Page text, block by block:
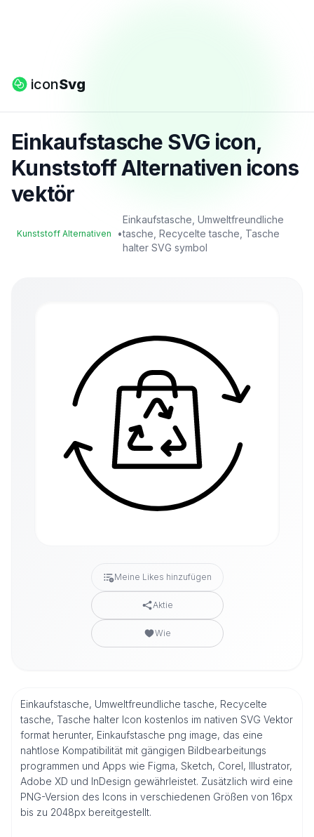
iconSvg
Einkaufstasche SVG icon,
Kunststoff Alternativen icons
vektör
Kunststoff Alternativen •
Einkaufstasche, Umweltfreundliche
tasche, Recycelte tasche, Tasche
halter SVG symbol
Meine Likes hinzufügen
Aktie
Wie
Einkaufstasche, Umweltfreundliche tasche, Recycelte
tasche, Tasche halter Icon kostenlos im nativen SVG Vektor
format herunter, Einkaufstasche png image, das eine
nahtlose Kompatibilität mit gängigen Bildbearbeitungs
programmen und Apps wie Figma, Sketch, Corel, Illustrator,
Adobe XD und InDesign gewährleistet. Zusätzlich wird eine
PNG-Version des Icons in verschiedenen Größen von 16px
bis zu 2048px bereitgestellt.